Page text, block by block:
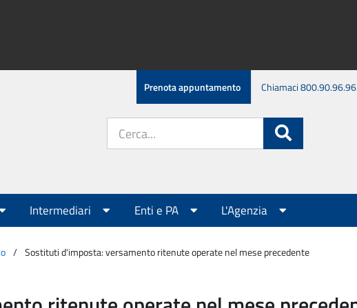
Prenota appuntamento Chiamaci 800.90.96.96
sito:
Intermediari Enti e PA L'Agenzia
Sostituti d'imposta: versamento ritenute operate nel mese precedente